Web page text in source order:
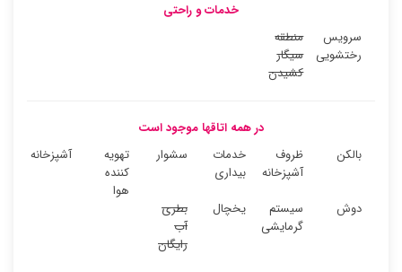
خدمات و راحتی
سرویس
رختشویی
منطقه
سیگار
کشیدن
در همه اتاقها موجود است
بالکن
ظروف
آشپزخانه
خدمات
بیداری
سشوار
تهویه
کننده
هوا
آشپزخانه
دوش
سیستم
گرمایشی
یخچال
بطری
آب
رایگان